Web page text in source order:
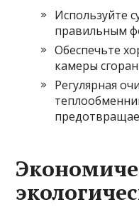
Используйте
правильным
Обеспечьте
камеры
Регулярная